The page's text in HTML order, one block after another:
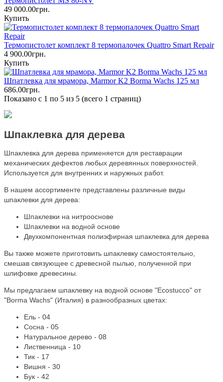
49 000.00грн.
Купить
Термопистолет комплект 8 термопалочек Quattro Smart Repair
4 900.00грн.
Купить
Шпатлевка для мрамора, Marmor K2 Borma Wachs 125 мл
686.00грн.
Показано с 1 по 5 из 5 (всего 1 страниц)
Шпаклевка для дерева
Шпаклевка для дерева применяется для реставрации
механических дефектов любых деревянных поверхностей.
Используется для внутренних и наружных работ.
В нашем ассортименте представлены различные виды
шпаклевки для дерева:
Шпаклевки на нитрооснове
Шпаклевки на водной основе
Двухкомпонентная полиэфирная шпаклевка для дерева
Вы также можете приготовить шпаклевку самостоятельно,
смешав связующее с древесной пылью, полученной при
шлифовке древесины.
Мы предлагаем шпаклевку на водной основе "Ecostucco" от
"Borma Wachs" (Италия) в разнообразных цветах:
Ель - 04
Сосна - 05
Натуральное дерево - 08
Лиственница - 10
Тик - 17
Вишня - 30
Бук - 42